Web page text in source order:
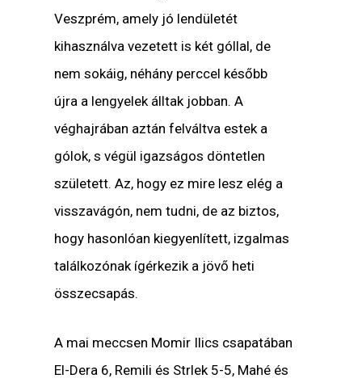
Veszprém, amely jó lendületét
kihasználva vezetett is két góllal, de
nem sokáig, néhány perccel később
újra a lengyelek álltak jobban. A
véghajrában aztán felváltva estek a
gólok, s végül igazságos döntetlen
született. Az, hogy ez mire lesz elég a
visszavágón, nem tudni, de az biztos,
hogy hasonlóan kiegyenlített, izgalmas
találkozónak ígérkezik a jövő heti
összecsapás.
A mai meccsen Momir Ilics csapatában
El-Dera 6, Remili és Strlek 5-5, Mahé és